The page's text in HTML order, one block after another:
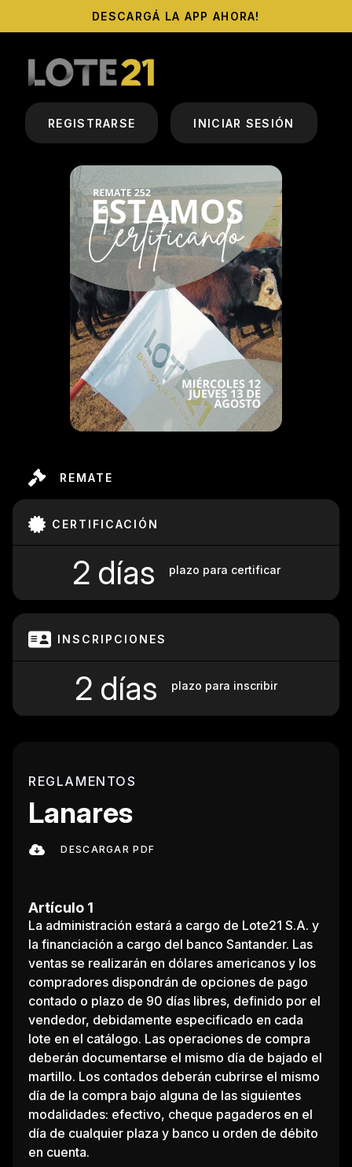
DESCARGÁ LA APP AHORA!
REGISTRARSE INICIAR SESIÓN
REMATE
CERTIFICACIÓN
2 días plazo para certificar
INSCRIPCIONES
2 días plazo para inscribir
REGLAMENTOS
Lanares
DESCARGAR PDF
Artículo 1
La administración estará a cargo de Lote21 S.A. y
la financiación a cargo del banco Santander. Las
ventas se realizarán en dólares americanos y los
compradores dispondrán de opciones de pago
contado o plazo de 90 días libres, definido por el
vendedor, debidamente especificado en cada
lote en el catálogo. Las operaciones de compra
deberán documentarse el mismo día de bajado el
martillo. Los contados deberán cubrirse el mismo
día de la compra bajo alguna de las siguientes
modalidades: efectivo, cheque pagaderos en el
día de cualquier plaza y banco u orden de débito
en cuenta.